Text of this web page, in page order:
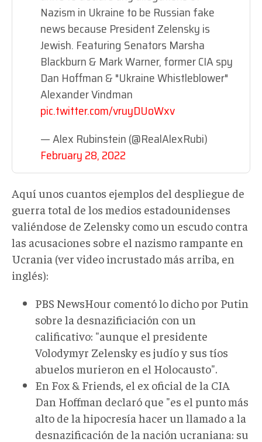
Nazism in Ukraine to be Russian fake
news because President Zelensky is
Jewish. Featuring Senators Marsha
Blackburn & Mark Warner, former CIA spy
Dan Hoffman & "Ukraine Whistleblower"
Alexander Vindman
pic.twitter.com/vruyDUoWxv
— Alex Rubinstein (@RealAlexRubi)
February 28, 2022
Aquí unos cuantos ejemplos del despliegue de
guerra total de los medios estadounidenses
valiéndose de Zelensky como un escudo contra
las acusaciones sobre el nazismo rampante en
Ucrania (ver video incrustado más arriba, en
inglés):
PBS NewsHour comentó lo dicho por Putin
sobre la desnazificiación con un
calificativo: "aunque el presidente
Volodymyr Zelensky es judío y sus tíos
abuelos murieron en el Holocausto".
En Fox & Friends, el ex oficial de la CIA
Dan Hoffman declaró que "es el punto más
alto de la hipocresía hacer un llamado a la
desnazificación de la nación ucraniana: su